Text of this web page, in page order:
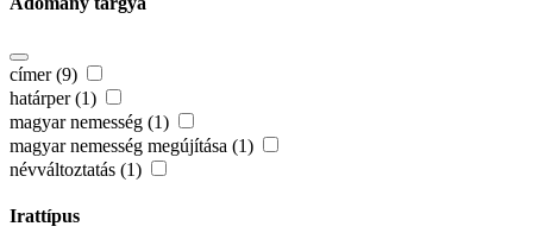
címer (9)
határper (1)
magyar nemesség (1)
magyar nemesség megújítása (1)
névváltoztatás (1)
Irattípus